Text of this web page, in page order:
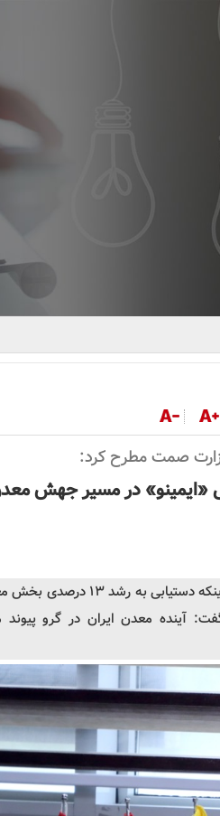
صمتمطرح کرد:
«ایمینو» در مسیر جهش
دستیابی به رشد
۱۳ درصدی بخش
آینده معدن ایران در گرو پیوند